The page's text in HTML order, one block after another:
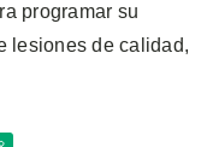
programar su
lesiones de calidad,